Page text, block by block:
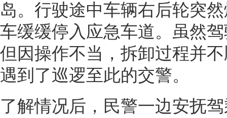
岛。行驶途中车辆右后轮突
车缓缓停入应急车道。虽然
但因操作不当，拆卸过程并
遇到了巡逻至此的交警。
了解情况后，民警一边安抚